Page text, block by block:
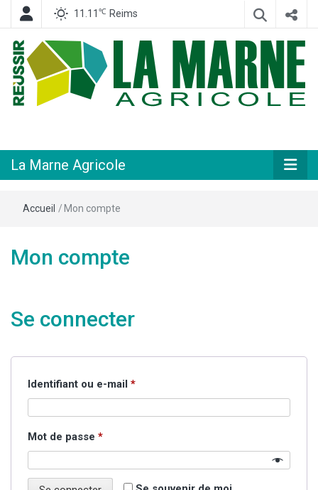
11.11 ℃ Reims
Agricole
La Marne Agricole
Accueil /Mon compte
Mon compte
Se connecter
Identifiant ou e-mail *Obligatoire
Mot de passe *Obligatoire